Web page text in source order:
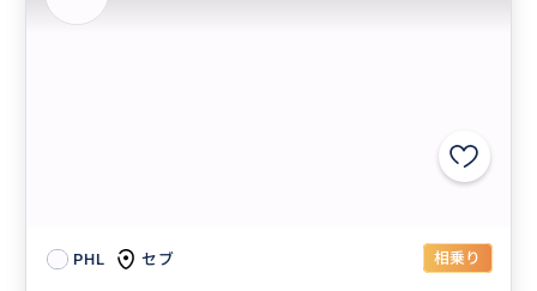
PHL セブ 相乗り